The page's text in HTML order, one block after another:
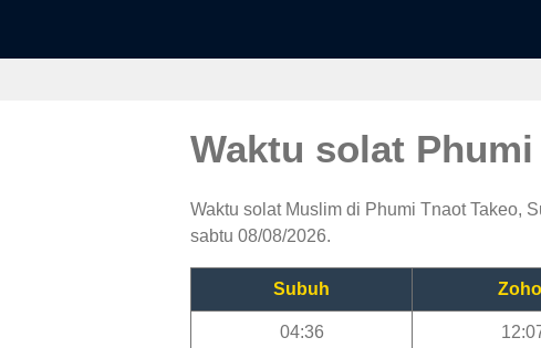
Waktu solat Phumi
Waktu solat Muslim di Phumi Tnaot Takeo,
sabtu 08/08/2026.
Subuh
04:36